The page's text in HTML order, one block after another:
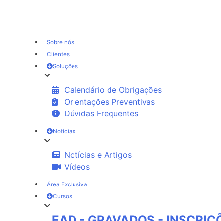
Sobre nós
Clientes
Soluções
Calendário de Obrigações
Orientações Preventivas
Dúvidas Frequentes
Notícias
Notícias e Artigos
Vídeos
Área Exclusiva
Cursos